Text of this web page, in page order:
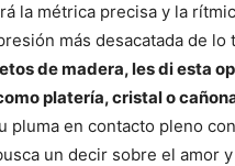
la métrica precisa y la
más desacatada de
de madera, les di esta
platería, cristal o
pluma en contacto pleno
un decir sobre el amor